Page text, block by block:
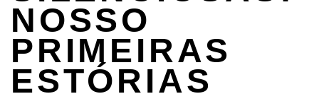
NOSSO
PRIMEIRAS
ESTÓRIAS